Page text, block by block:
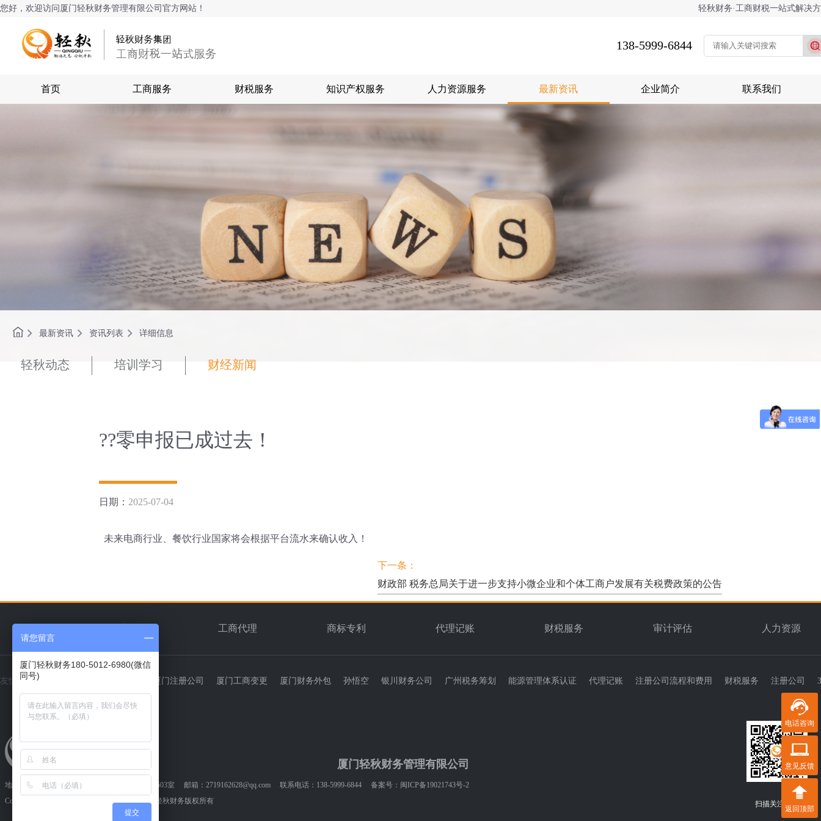
您好，欢迎访问厦门轻秋财务管理有限公司官方网站！ 轻秋财务·工商财税一站式解决
138-5999-6844
首页 工商服务 财税服务 知识产权服务 人力资源服务 最新资讯 企业简介 联系我们
最新资讯 资讯列表 详细信息
轻秋动态 培训学习 财经新闻
??零申报已成过去！
日期： 2025-07-04
未来电商行业、餐饮行业国家将会根据平台流水来确认收入！
下一条：
财政部 税务总局关于进一步支持小微企业和个体工商户发展有关税费政策的公告
工商代理 商标专利 代理记账 财税服务 审计评估 人力资源
友情链接： 厦门注册公司 厦门工商变更 厦门财务外包 孙悟空 银川财务公司 广州税务筹划 能源管理体系认证 代理记账 注册公司流程和费用 财税服务 注册公司
厦门轻秋财务管理有限公司
地址：厦门市湖里高新技术园锦厦科技大厦B栋503室 邮箱：2719162628@qq.com 联系电话：138-5999-6844 备案号： 闽ICP备19021743号-2
Copyright © 2020 - 2021 PST All Rights Reserved 轻秋财务版权所有
扫描关注我们
电话咨询
意见反馈
返回顶部
请您留言
厦门轻秋财务180-5012-6980(微信
同号)
提交